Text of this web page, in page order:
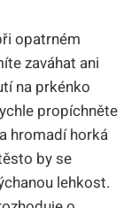
opatrném
zaváhat ani
na prkénko
propíchněte
hromadí horká
by se
lehkost.